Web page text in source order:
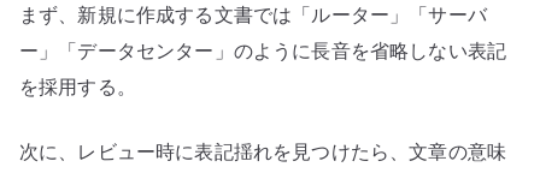
まず、新規に作成する文書では「ルーター」「サーバ
ー」「データセンター」のように長音を省略しない表記
を採用する。
次に、レビュー時に表記揺れを見つけたら、文章の意味